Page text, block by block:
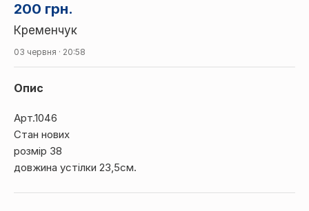
200 грн.
Кременчук
03 червня · 20:58
Опис
Арт.1046
Стан нових
розмір 38
довжина устілки 23,5см.